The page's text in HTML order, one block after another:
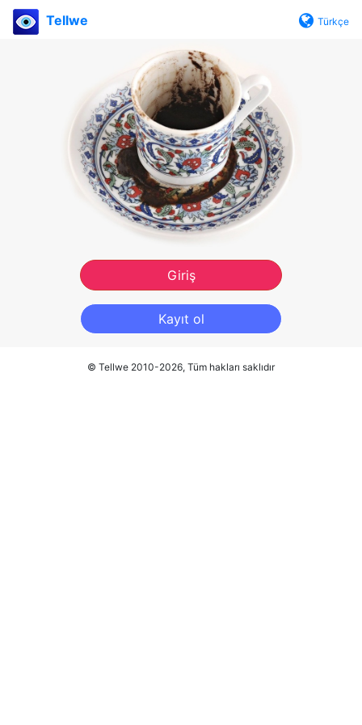
Tellwe Türkçe
Giriş
Kayıt ol
© Tellwe 2010-2026, Tüm hakları saklıdır